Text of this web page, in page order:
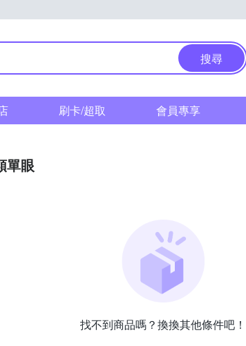
搜尋
刷卡/超取 會員專享
單眼
找不到商品嗎？換換其他條件吧！